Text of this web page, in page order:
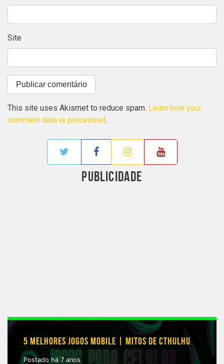
Site
This site uses Akismet to reduce spam. Learn how your
comment data is processed.
PUBLICIDADE
5 MELHORES JOGOS MOBILE | MITOS DE CTHULHU
Postado há 7 anos